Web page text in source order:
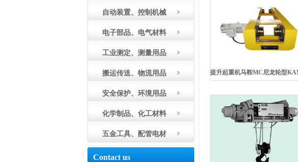
自动装置、控制机械
电子部品、电气材料
工业测定、测量用品
搬运传送、物流用品
安全保护、环境用品
化学制品、化工材料
五金工具、配管电材
Contact us